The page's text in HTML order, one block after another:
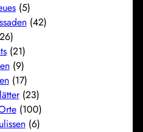
(5)
(42)
(21)
(9)
(17)
(23)
(100)
(6)